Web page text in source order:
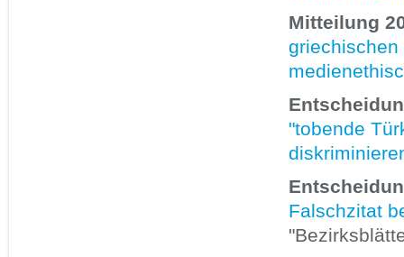
Mitteilung
griechischen
"tobende
Falschzitat